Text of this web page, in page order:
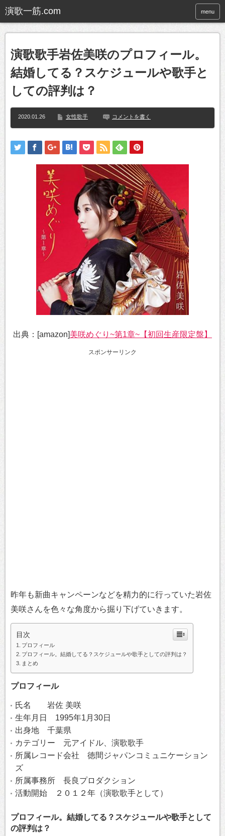
menu
演歌歌手岩佐美咲のプロフィール。
結婚してる？スケジュールや歌手と
しての評判は？
2020.01.26 女性歌手 コメントを書く
出典：[amazon]美咲めぐり~第1章~【初回生産限定盤】
スポンサーリンク
昨年も新曲キャンペーンなどを精力的に行っていた岩佐
美咲さんを色々な角度から掘り下げていきます。
目次
プロフィール
プロフィール。結婚してる？スケジュールや歌手としての評判は？
まとめ
プロフィール
氏名 岩佐 美咲
生年月日 1995年1月30日
出身地 千葉県
カテゴリー 元アイドル、演歌歌手
所属レコード会社 徳間ジャパンコミュニケーション
ズ
所属事務所 長良プロダクション
活動開始 ２０１２年（演歌歌手として）
プロフィール。結婚してる？スケジュールや歌手として
の評判は？